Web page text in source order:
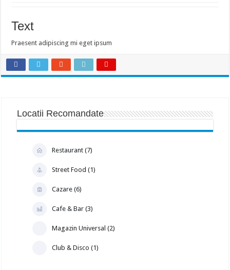
Text
Praesent adipiscing mi eget ipsum
Locatii Recomandate
Restaurant (7)
Street Food (1)
Cazare (6)
Cafe & Bar (3)
Magazin Universal (2)
Club & Disco (1)